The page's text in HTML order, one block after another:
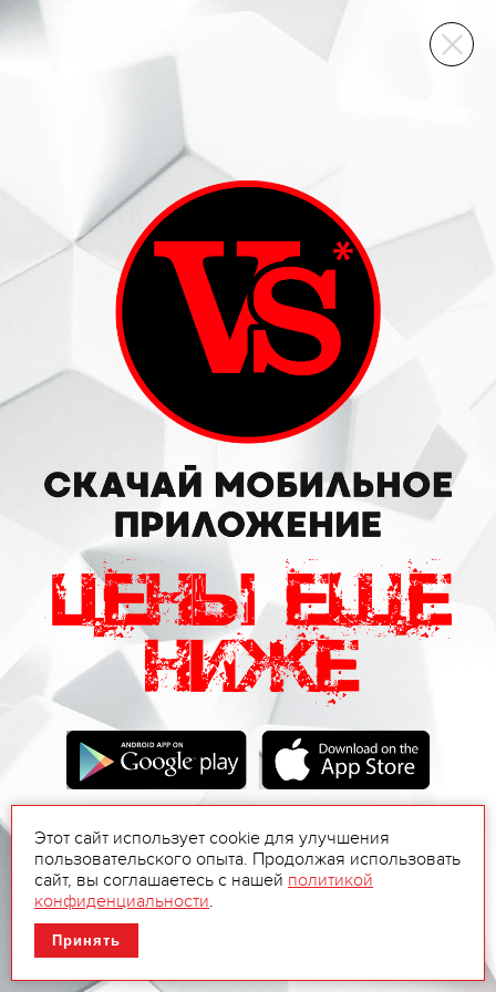
ВИННЫЙ СКЛАД
Этот сайт использует cookie для улучшения
пользовательского опыта. Продолжая использовать
сайт, вы соглашаетесь с нашей политикой
конфиденциальности.
Принять